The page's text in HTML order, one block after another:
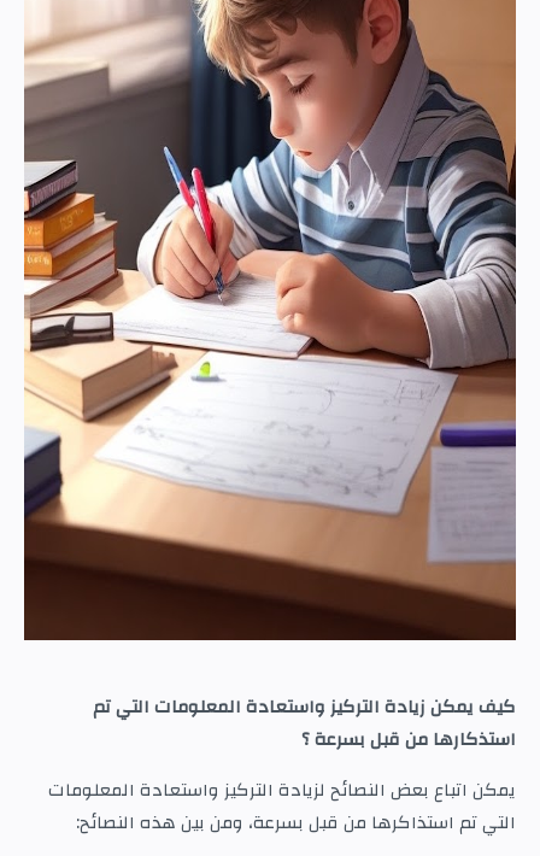
كيف يمكن زيادة التركيز واستعادة المعلومات التي تم
استذكارهامن قبل بسرعة ؟
يمكن اتباع بعض النصائح لزيادة التركيز واستعادة المعلومات
التي تم استذاكرها من قبل بسرعة، ومن بين هذه النصائح: